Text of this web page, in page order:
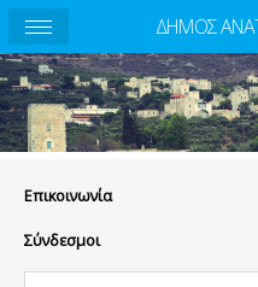
Eπικοινωνία
Σύνδεσμοι
ΔΗΜΟΣ